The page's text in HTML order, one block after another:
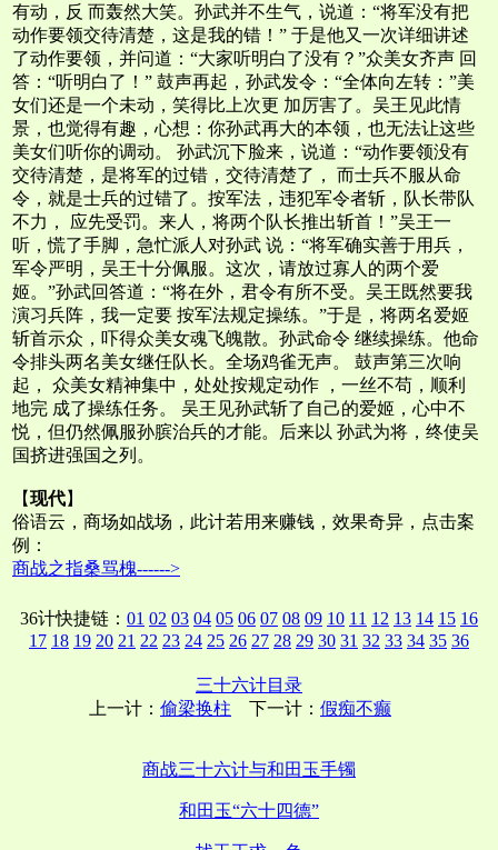
有动，反 而轰然大笑。孙武并不生气，说道：“将军没有把
动作要领交待清楚，这是我的错！” 于是他又一次详细讲述
了动作要领，并问道：“大家听明白了没有？”众美女齐声 回
答：“听明白了！” 鼓声再起，孙武发令：“全体向左转：”美
女们还是一个未动，笑得比上次更 加厉害了。吴王见此情
景，也觉得有趣，心想：你孙武再大的本领，也无法让这些
美女们听你的调动。 孙武沉下脸来，说道：“动作要领没有
交待清楚，是将军的过错，交待清楚了， 而士兵不服从命
令，就是士兵的过错了。按军法，违犯军令者斩，队长带队
不力， 应先受罚。来人，将两个队长推出斩首！”吴王一
听，慌了手脚，急忙派人对孙武 说：“将军确实善于用兵，
军令严明，吴王十分佩服。这次，请放过寡人的两个爱
姬。”孙武回答道：“将在外，君令有所不受。吴王既然要我
演习兵阵，我一定要 按军法规定操练。”于是，将两名爱姬
斩首示众，吓得众美女魂飞魄散。孙武命令 继续操练。他命
令排头两名美女继任队长。全场鸡雀无声。 鼓声第三次响
起， 众美女精神集中，处处按规定动作 ，一丝不苟，顺利
地完 成了操练任务。 吴王见孙武斩了自己的爱姬，心中不
悦，但仍然佩服孙膑治兵的才能。后来以 孙武为将，终使吴
国挤进强国之列。
【现代】
俗语云，商场如战场，此计若用来赚钱，效果奇异，点击案
例：
商战之指桑骂槐------>
36计快捷链： 01 02 03 04 05 06 07 08 09 10 11 12 13 14 15 16
17 18 19 20 21 22 23 24 25 26 27 28 29 30 31 32 33 34 35 36
三十六计目录
上一计： 偷梁换柱 下一计： 假痴不癫
商战三十六计与和田玉手镯
和田玉“六十四德”